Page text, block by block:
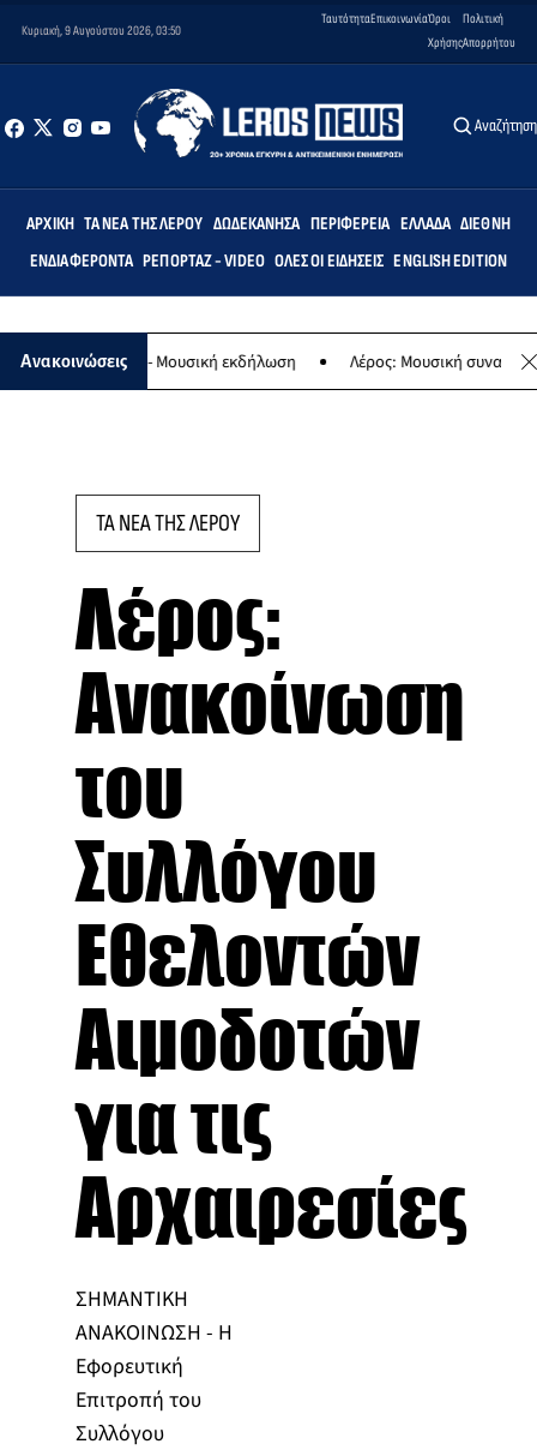
Κυριακή, 9 Αυγούστου 2026, 03:50
ΤαυτότηταΕπικοινωνίαΌροι
Χρήσης
Πολιτική
Απορρήτου
Αναζήτηση
ΑΡΧΙΚΉ ΤΑ ΝΈΑ ΤΗΣ ΛΈΡΟΥ ΔΩΔΕΚΆΝΗΣΑ ΠΕΡΙΦΈΡΕΙΑ ΕΛΛΆΔΑ ΔΙΕΘΝΉ
ΕΝΔΙΑΦΈΡΟΝΤΑ ΡΕΠΟΡΤΆΖ - VIDEO ΌΛΕΣ ΟΙ ΕΙΔΉΣΕΙΣ ENGLISH EDITION
Ανακοινώσεις
της Παναγίας - Μουσική εκδήλωση Λέρος: Μουσική συναυλία
ΤΑ ΝΕΑ ΤΗΣ ΛΕΡΟΥ
Λέρος:
Ανακοίνωση
του
Συλλόγου
Εθελοντών
Αιμοδοτών
για τις
Αρχαιρεσίες
ΣΗΜΑΝΤΙΚΗ
ΑΝΑΚΟΙΝΩΣΗ - Η
Εφορευτική
Επιτροπή του
Συλλόγου